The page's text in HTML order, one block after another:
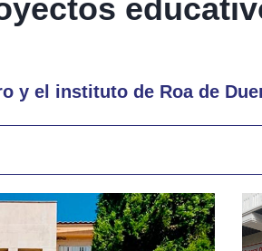
y el instituto de Roa de